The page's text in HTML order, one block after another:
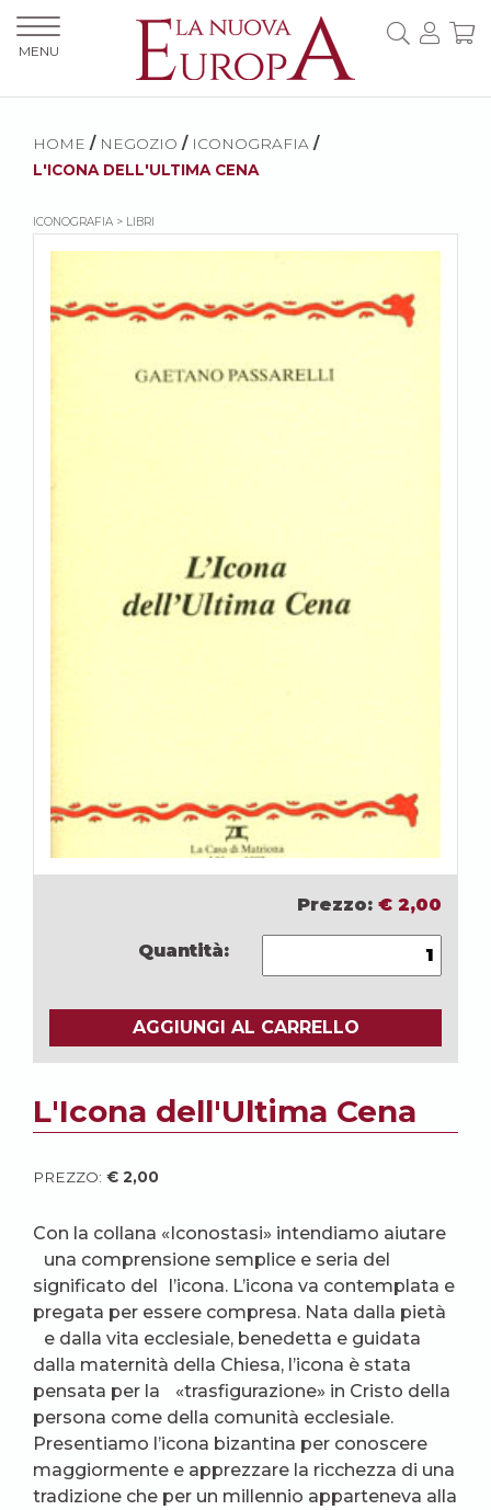
HOME / NEGOZIO / ICONOGRAFIA /
L'ICONA DELL'ULTIMA CENA
ICONOGRAFIA > LIBRI
Prezzo: € 2,00
Quantità:
AGGIUNGI AL CARRELLO
L'Icona dell'Ultima Cena
PREZZO: € 2,00
Con la collana «Iconostasi» intendiamo aiutare
una comprensione semplice e seria del
significato del l’icona. L’icona va contemplata e
pregata per essere compresa. Nata dalla pietà
e dalla vita ecclesiale, benedetta e guidata
dalla maternità della Chiesa, l’icona è stata
pensata per la «trasfigurazione» in Cristo della
persona come della comunità ecclesiale.
Presentiamo l’icona bizantina per conoscere
maggiormente e apprezzare la ricchezza di una
tradizione che per un millennio apparteneva alla
MENU